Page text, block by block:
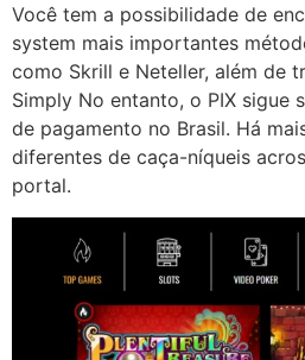
Você tem a possibilidade de
system mais importantes
como Skrill e Neteller, além de
Simply No entanto, o PIX sigue
de pagamento no Brasil. Há
diferentes de caça-níqueis
portal.